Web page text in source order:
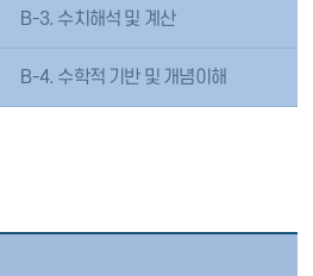
B-3. 수치해석 및 계산
B-4. 수학적 기반 및 개념이해